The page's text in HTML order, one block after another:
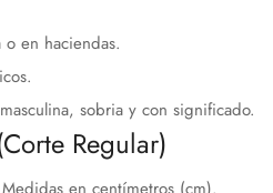
a aprobación.
o en haciendas.
sobria y con significado.
Regular)